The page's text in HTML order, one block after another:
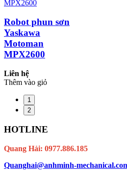
Robot phun sơn
Yaskawa
Motoman
MPX2600
Liên hệ
Thêm vào giỏ
1
2
HOTLINE
Quang Hải: 0977.886.185
Quanghai@anhminh-